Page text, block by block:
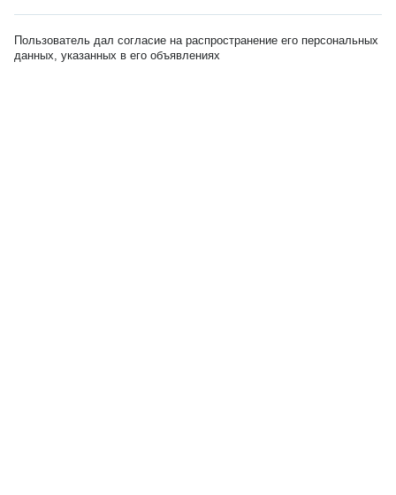
Пользователь дал согласие на распространение его персональных
данных, указанных в его объявлениях